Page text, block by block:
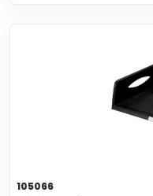
105066